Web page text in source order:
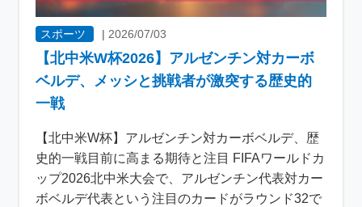
スポーツ | 2026/07/03
【北中米W杯2026】アルゼンチン対カーボ
ベルデ、メッシと挑戦者が激突する歴史的
一戦
【北中米W杯】アルゼンチン対カーボベルデ、歴
史的一戦目前に高まる期待と注目 FIFAワールドカ
ップ2026北中米大会で、アルゼンチン代表対カー
ボベルデ代表という注目のカードがラウンド32で